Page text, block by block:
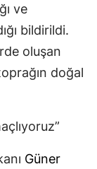
ve
bildirildi.
oluşan
doğal
Güner